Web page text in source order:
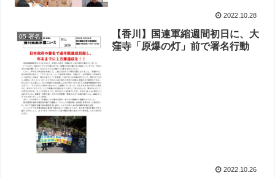
2022.10.28
05 署名
【香川】国連軍縮週間初日に、大
窪寺「原爆の灯」前で署名行動
2022.10.26